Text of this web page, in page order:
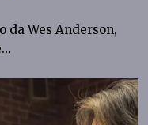
Wes Anderson,